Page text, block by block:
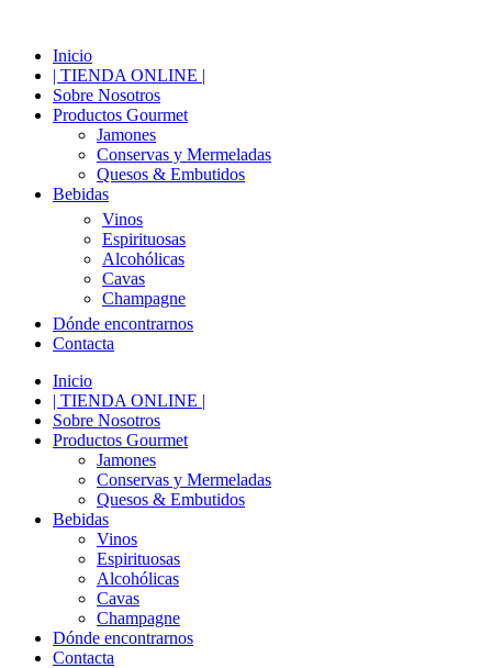
Inicio
| TIENDA ONLINE |
Sobre Nosotros
Productos Gourmet
Jamones
Conservas y Mermeladas
Quesos & Embutidos
Bebidas
Vinos
Espirituosas
Alcohólicas
Cavas
Champagne
Dónde encontrarnos
Contacta
Inicio
| TIENDA ONLINE |
Sobre Nosotros
Productos Gourmet
Jamones
Conservas y Mermeladas
Quesos & Embutidos
Bebidas
Vinos
Espirituosas
Alcohólicas
Cavas
Champagne
Dónde encontrarnos
Contacta